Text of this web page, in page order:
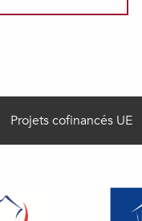
Projets cofinancés UE